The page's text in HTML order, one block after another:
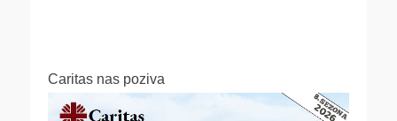
Caritas nas poziva